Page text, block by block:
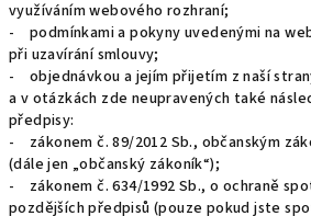
využíváním webového rozhraní;
- podmínkami a pokyny uvedenými na
při uzavírání smlouvy;
- objednávkou a jejím přijetím z naší
a v otázkách zde neupravených také
předpisy:
- zákonem č. 89/2012 Sb., občanským
(dále jen „občanský zákoník“);
- zákonem č. 634/1992 Sb., o ochraně
pozdějších předpisů (pouze pokud jste